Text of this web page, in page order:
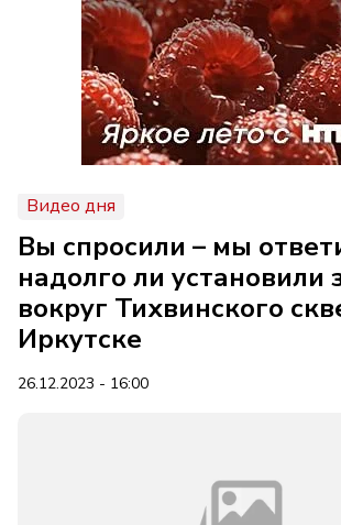
Видео дня
Вы спросили – мы
надолго ли установили
вокруг Тихвинского
Иркутске
26.12.2023 - 16:00